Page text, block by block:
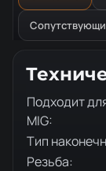
Подходит
MIG:
Тип
Резьба: